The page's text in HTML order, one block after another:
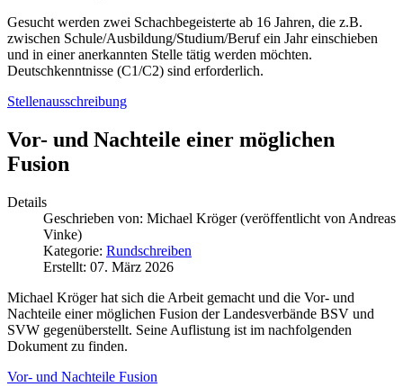
Gesucht werden zwei Schachbegeisterte ab 16 Jahren, die z.B.
zwischen Schule/Ausbildung/Studium/Beruf ein Jahr einschieben
und in einer anerkannten Stelle tätig werden möchten.
Deutschkenntnisse (C1/C2) sind erforderlich.
Stellenausschreibung
Vor- und Nachteile einer möglichen
Fusion
Details
Geschrieben von: Michael Kröger (veröffentlicht von Andreas
Vinke)
Kategorie: Rundschreiben
Erstellt: 07. März 2026
Michael Kröger hat sich die Arbeit gemacht und die Vor- und
Nachteile einer möglichen Fusion der Landesverbände BSV und
SVW gegenüberstellt. Seine Auflistung ist im nachfolgenden
Dokument zu finden.
Vor- und Nachteile Fusion